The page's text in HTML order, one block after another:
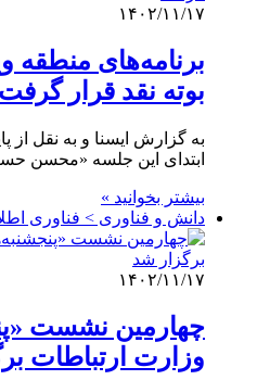
۱۴۰۲/۱۱/۱۷
برنامه‌های منطقه
بوته نقد قرار گرفت
به گزارش ایسنا و به نقل از
ابتدای این جلسه «محسن
بیشتر بخوانید »
دانش و فناوری > فناوری
۱۴۰۲/۱۱/۱۷
چهارمین نشست
وزارت ارتباطات